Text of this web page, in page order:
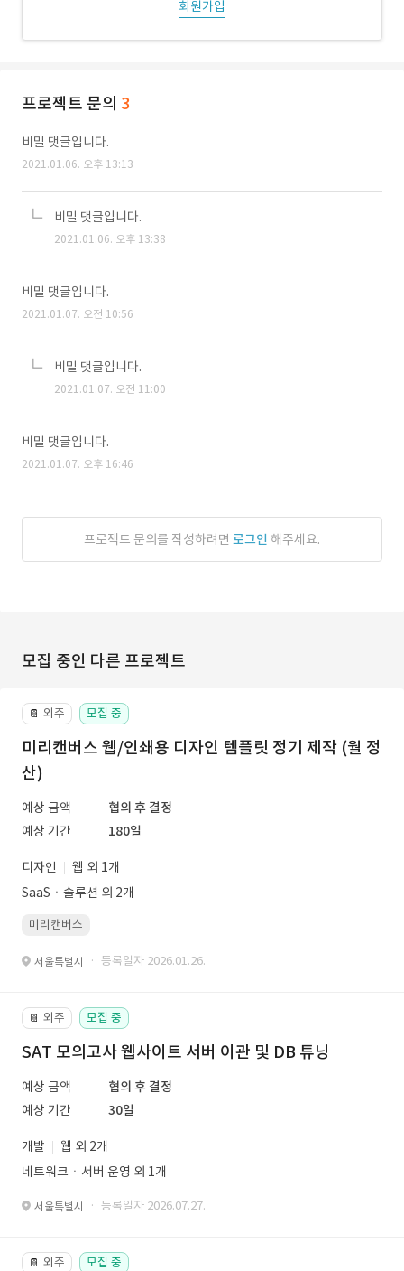
회원가입
프로젝트 문의 3
비밀 댓글입니다.
2021.01.06. 오후 13:13
비밀 댓글입니다.
2021.01.06. 오후 13:38
비밀 댓글입니다.
2021.01.07. 오전 10:56
비밀 댓글입니다.
2021.01.07. 오전 11:00
비밀 댓글입니다.
2021.01.07. 오후 16:46
프로젝트 문의를 작성하려면 로그인 해주세요.
모집 중인 다른 프로젝트
📔 외주 모집 중
미리캔버스 웹/인쇄용 디자인 템플릿 정기 제작 (월 정
산)
예상 금액
협의 후 결정
예상 기간
180일
디자인
웹 외 1개
SaaSㆍ솔루션 외 2개
미리캔버스
서울특별시 · 등록일자 2026.01.26.
📔 외주 모집 중
SAT 모의고사 웹사이트 서버 이관 및 DB 튜닝
예상 금액
협의 후 결정
예상 기간
30일
개발
웹 외 2개
네트워크ㆍ서버 운영 외 1개
서울특별시 · 등록일자 2026.07.27.
📔 외주 모집 중